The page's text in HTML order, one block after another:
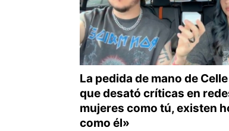
La pedida de mano de
que desató críticas en
mujeres como tú, existen
como él»